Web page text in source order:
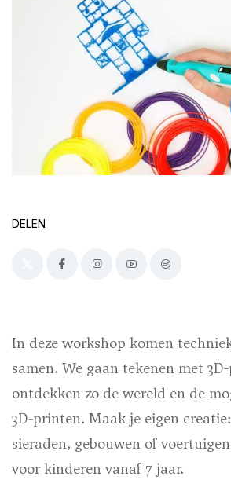
DELEN
In deze workshop komen
samen. We gaan tekenen met
ontdekken zo de wereld en de
3D-printen. Maak je eigen
sieraden, gebouwen of
voor kinderen vanaf 7 jaar.